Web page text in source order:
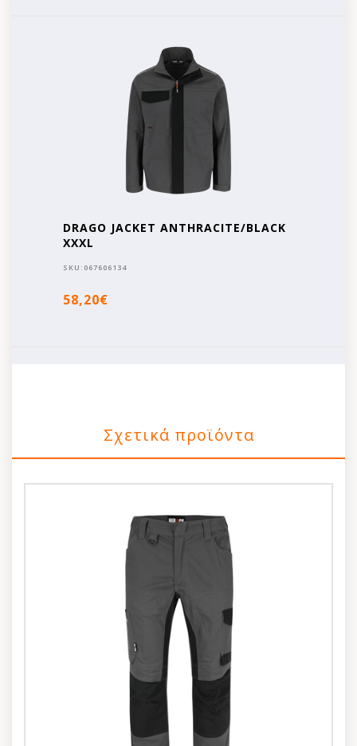
DRAGO JACKET ANTHRACITE/BLACK
XXXL
SKU: 067606134
58,20€
Σχετικά προϊόντα